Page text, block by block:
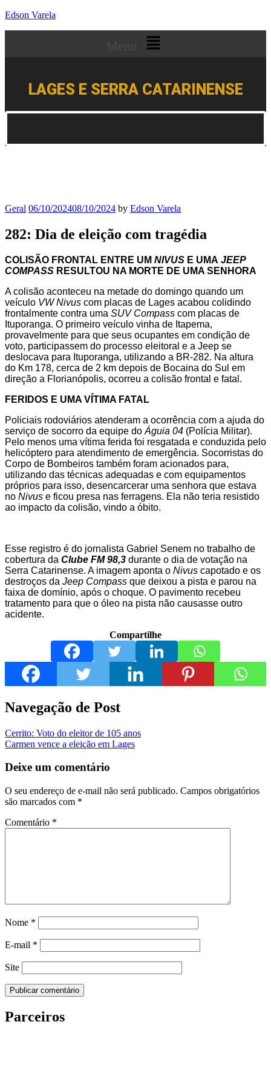
Edson Varela
Menu
LAGES E SERRA CATARINENSE
Geral 06/10/202408/10/2024 by Edson Varela
282: Dia de eleição com tragédia
COLISÃO FRONTAL ENTRE UM NIVUS E UMA JEEP
COMPASS RESULTOU NA MORTE DE UMA SENHORA
A colisão aconteceu na metade do domingo quando um
veículo VW Nivus com placas de Lages acabou colidindo
frontalmente contra uma SUV Compass com placas de
Ituporanga. O primeiro veículo vinha de Itapema,
provavelmente para que seus ocupantes em condição de
voto, participassem do processo eleitoral e a Jeep se
deslocava para Ituporanga, utilizando a BR-282. Na altura
do Km 178, cerca de 2 km depois de Bocaina do Sul em
direção a Florianópolis, ocorreu a colisão frontal e fatal.
FERIDOS E UMA VÍTIMA FATAL
Policiais rodoviários atenderam a ocorrência com a ajuda do
serviço de socorro da equipe do Águia 04 (Polícia Militar).
Pelo menos uma vítima ferida foi resgatada e conduzida pelo
helicóptero para atendimento de emergência. Socorristas do
Corpo de Bombeiros também foram acionados para,
utilizando das técnicas adequadas e com equipamentos
próprios para isso, desencarcerar uma senhora que estava
no Nivus e ficou presa nas ferragens. Ela não teria resistido
ao impacto da colisão, vindo a óbito.
Esse registro é do jornalista Gabriel Senem no trabalho de
cobertura da Clube FM 98,3 durante o dia de votação na
Serra Catarinense. A imagem aponta o Nivus capotado e os
destroços da Jeep Compass que deixou a pista e parou na
faixa de domínio, após o choque. O pavimento recebeu
tratamento para que o óleo na pista não causasse outro
acidente.
Compartilhe
Navegação de Post
Cerrito: Voto do eleitor de 105 anos
Carmen vence a eleição em Lages
Deixe um comentário
O seu endereço de e-mail não será publicado. Campos obrigatórios
são marcados com *
Comentário *
Nome *
E-mail *
Site
Parceiros